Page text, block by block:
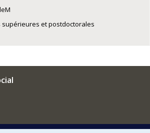
supérieures et postdoctorales